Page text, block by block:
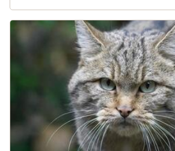
Vom Acker zum Wildkatzen-Korridor